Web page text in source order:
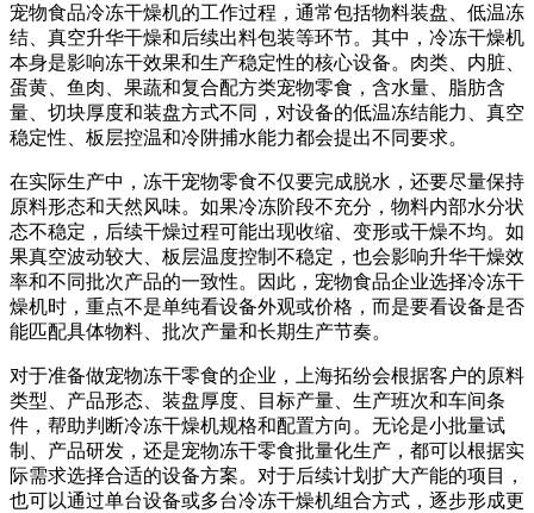
宠物食品冷冻干燥机的工作过程，通常包括物料装盘、低温冻
结、真空升华干燥和后续出料包装等环节。其中，冷冻干燥机
本身是影响冻干效果和生产稳定性的核心设备。肉类、内脏、
蛋黄、鱼肉、果蔬和复合配方类宠物零食，含水量、脂肪含
量、切块厚度和装盘方式不同，对设备的低温冻结能力、真空
稳定性、板层控温和冷阱捕水能力都会提出不同要求。
在实际生产中，冻干宠物零食不仅要完成脱水，还要尽量保持
原料形态和天然风味。如果冷冻阶段不充分，物料内部水分状
态不稳定，后续干燥过程可能出现收缩、变形或干燥不均。如
果真空波动较大、板层温度控制不稳定，也会影响升华干燥效
率和不同批次产品的一致性。因此，宠物食品企业选择冷冻干
燥机时，重点不是单纯看设备外观或价格，而是要看设备是否
能匹配具体物料、批次产量和长期生产节奏。
对于准备做宠物冻干零食的企业，上海拓纷会根据客户的原料
类型、产品形态、装盘厚度、目标产量、生产班次和车间条
件，帮助判断冷冻干燥机规格和配置方向。无论是小批量试
制、产品研发，还是宠物冻干零食批量化生产，都可以根据实
际需求选择合适的设备方案。对于后续计划扩大产能的项目，
也可以通过单台设备或多台冷冻干燥机组合方式，逐步形成更